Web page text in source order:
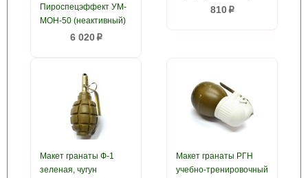
Пироспецэффект УМ-
МОН-50 (неактивный)
6 020p
810p
Макет гранаты Ф-1
зеленая, чугун
Макет гранаты РГН
учебно-тренировочный